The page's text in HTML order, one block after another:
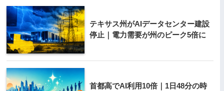
テキサス州がAIデータセンター建設
停止｜電力需要が州のピーク5倍に
首都高でAI利用10倍｜1日48分の時